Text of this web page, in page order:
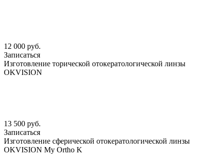
12 000 руб.
Записаться
Изготовление торической отокератологической линзы
OKVISION
13 500 руб.
Записаться
Изготовление сферической отокератологической линзы
OKVISION My Ortho K